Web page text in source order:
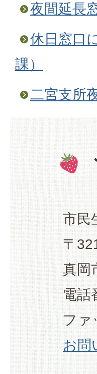
夜間延長
休日窓口
課）
二宮支所
市民
〒
真岡
電話
ファ
お問